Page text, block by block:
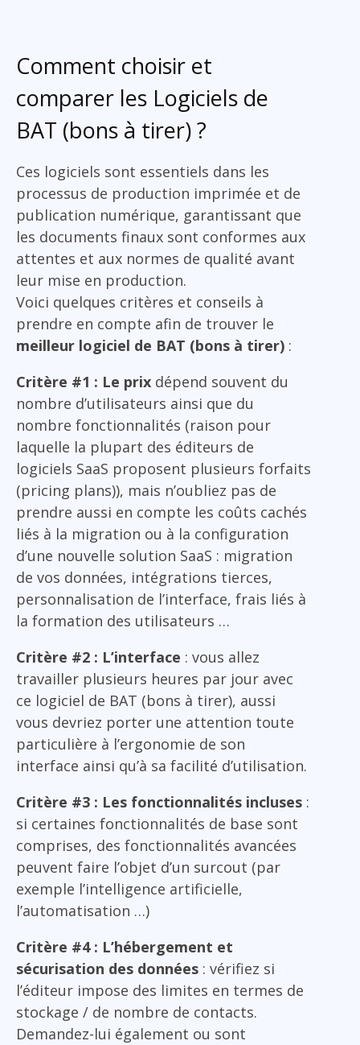
Comment choisir et
comparer les Logiciels de
BAT (bons à tirer) ?
Ces logiciels sont essentiels dans les
processus de production imprimée et de
publication numérique, garantissant que
les documents finaux sont conformes aux
attentes et aux normes de qualité avant
leur mise en production.
Voici quelques critères et conseils à
prendre en compte afin de trouver le
meilleur logiciel de BAT (bons à tirer) :
Critère #1 : Le prix dépend souvent du
nombre d’utilisateurs ainsi que du
nombre fonctionnalités (raison pour
laquelle la plupart des éditeurs de
logiciels SaaS proposent plusieurs forfaits
(pricing plans)), mais n’oubliez pas de
prendre aussi en compte les coûts cachés
liés à la migration ou à la configuration
d’une nouvelle solution SaaS : migration
de vos données, intégrations tierces,
personnalisation de l’interface, frais liés à
la formation des utilisateurs …
Critère #2 : L’interface : vous allez
travailler plusieurs heures par jour avec
ce logiciel de BAT (bons à tirer), aussi
vous devriez porter une attention toute
particulière à l’ergonomie de son
interface ainsi qu’à sa facilité d’utilisation.
Critère #3 : Les fonctionnalités incluses :
si certaines fonctionnalités de base sont
comprises, des fonctionnalités avancées
peuvent faire l’objet d’un surcout (par
exemple l’intelligence artificielle,
l’automatisation …)
Critère #4 : L’hébergement et
sécurisation des données : vérifiez si
l’éditeur impose des limites en termes de
stockage / de nombre de contacts.
Demandez-lui également ou sont